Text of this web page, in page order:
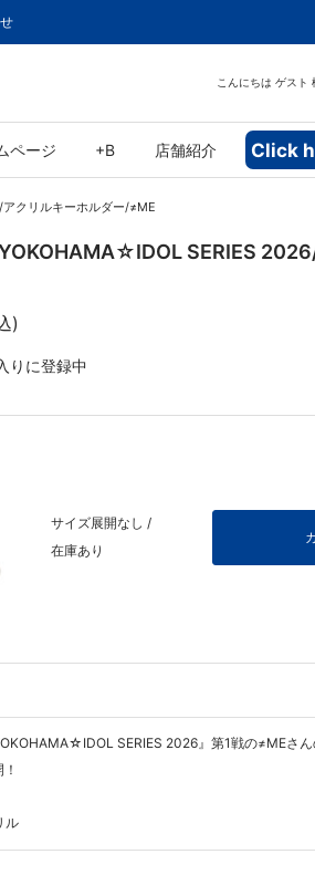
こんにちは ゲスト
ページ +B 店舗紹介 Click
クリルキーホルダー/≠ME
SERIES
)
りに登録中
サイズ展開なし /
在庫あり
SERIES 2026』第1戦の≠MEさ
ル